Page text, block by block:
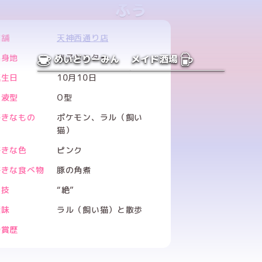
めいどりーみん メイド酒場
ふう
天神西通り店
地
迷子センター
日
10月10日
型
O型
なもの
ポケモン、ラル（飼い
猫）
な色
ピンク
な食べ物
豚の角煮
“絶”
ラル（飼い猫）と散歩
歴